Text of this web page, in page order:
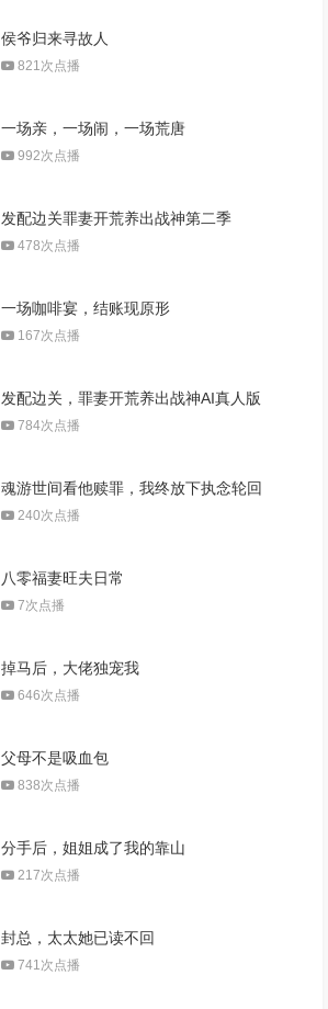
侯爷归来寻故人
821次点播
一场亲，一场闹，一场荒唐
992次点播
发配边关罪妻开荒养出战神第二季
478次点播
一场咖啡宴，结账现原形
167次点播
发配边关，罪妻开荒养出战神AI真人版
784次点播
魂游世间看他赎罪，我终放下执念轮回
240次点播
八零福妻旺夫日常
7次点播
掉马后，大佬独宠我
646次点播
父母不是吸血包
838次点播
分手后，姐姐成了我的靠山
217次点播
封总，太太她已读不回
741次点播